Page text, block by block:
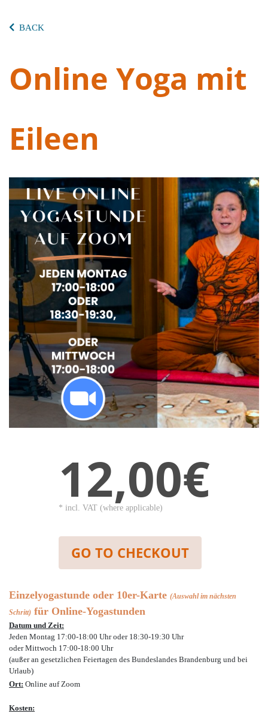
BACK
Online Yoga mit
Eileen
12,00€
* incl. VAT (where applicable)
GO TO CHECKOUT
Einzelyogastunde oder 10er-Karte (Auswahl im nächsten
Schritt) für Online-Yogastunden
Datum und Zeit:
Jeden Montag 17:00-18:00 Uhr oder 18:30-19:30 Uhr
oder Mittwoch 17:00-18:00 Uhr
(außer an gesetzlichen Feiertagen des Bundeslandes Brandenburg und bei
Urlaub)
Ort: Online auf Zoom
Kosten: